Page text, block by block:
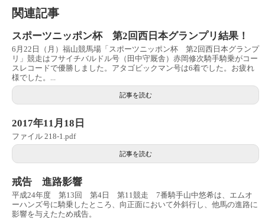
関連記事
スポーツニッポン杯 第2回西日本グランプリ結果！
6月22日（月）福山競馬場「スポーツニッポン杯 第2回西日本グランプ
リ」競走はフサイチバルドル号（田中守厩舎）赤岡修次騎手騎乗がコー
スレコードで優勝しました。アタゴビックマン号は6着でした。お疲れ
様でした。...
記事を読む
2017年11月18日
ファイル 218-1.pdf
記事を読む
戒告 進路影響
平成24年度 第13回 第4日 第11競走 7番騎手山中悠希は、エムオ
ーハンズ号に騎乗したところ、向正面において外斜行し、他馬の進路に
影響を与えたため戒告。